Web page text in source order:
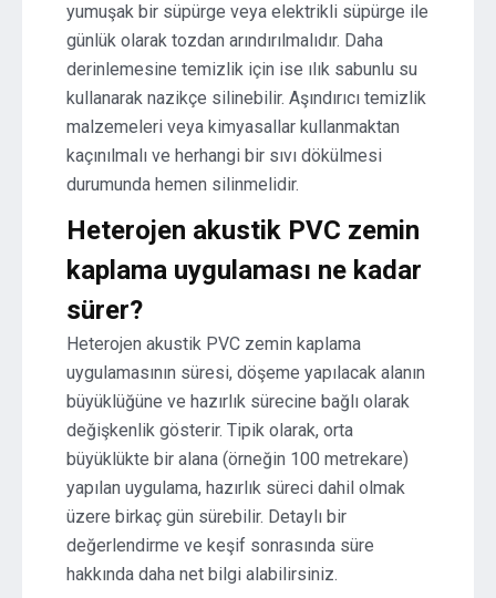
yumuşak bir süpürge veya elektrikli süpürge ile
günlük olarak tozdan arındırılmalıdır. Daha
derinlemesine temizlik için ise ılık sabunlu su
kullanarak nazikçe silinebilir. Aşındırıcı temizlik
malzemeleri veya kimyasallar kullanmaktan
kaçınılmalı ve herhangi bir sıvı dökülmesi
durumunda hemen silinmelidir.
Heterojen akustik PVC zemin
kaplama uygulaması ne kadar
sürer?
Heterojen akustik PVC zemin kaplama
uygulamasının süresi, döşeme yapılacak alanın
büyüklüğüne ve hazırlık sürecine bağlı olarak
değişkenlik gösterir. Tipik olarak, orta
büyüklükte bir alana (örneğin 100 metrekare)
yapılan uygulama, hazırlık süreci dahil olmak
üzere birkaç gün sürebilir. Detaylı bir
değerlendirme ve keşif sonrasında süre
hakkında daha net bilgi alabilirsiniz.